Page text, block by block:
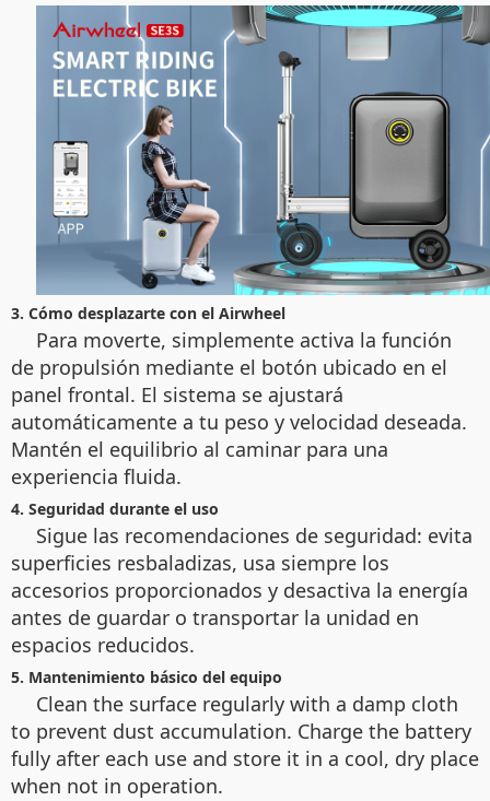
3. Cómo desplazarte con el Airwheel
Para moverte, simplemente activa la función
de propulsión mediante el botón ubicado en el
panel frontal. El sistema se ajustará
automáticamente a tu peso y velocidad deseada.
Mantén el equilibrio al caminar para una
experiencia fluida.
4. Seguridad durante el uso
Sigue las recomendaciones de seguridad: evita
superficies resbaladizas, usa siempre los
accesorios proporcionados y desactiva la energía
antes de guardar o transportar la unidad en
espacios reducidos.
5. Mantenimiento básico del equipo
Clean the surface regularly with a damp cloth
to prevent dust accumulation. Charge the battery
fully after each use and store it in a cool, dry place
when not in operation.